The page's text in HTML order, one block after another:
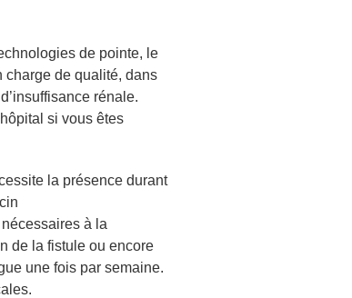
de pointe, le
de qualité, dans
rénale.
si vous êtes
la présence durant
à la
de la fistule ou encore
une fois par semaine.